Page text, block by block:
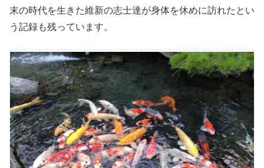
末の時代を生きた維新の志士達が身体を休めに訪れたとい
う記録も残っています。